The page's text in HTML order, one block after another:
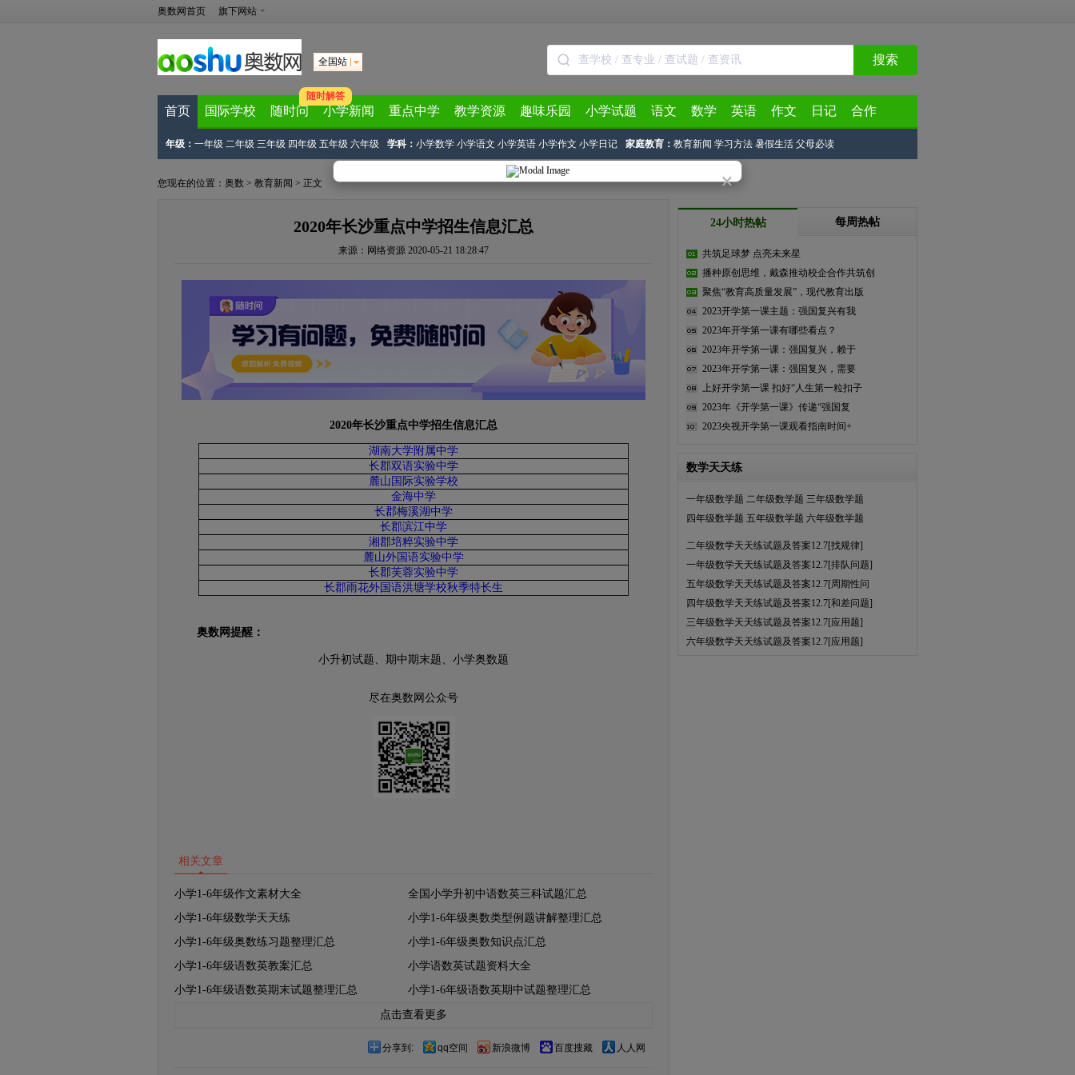
×
奥数网首页 旗下网站
全国站 搜索
首页 国际学校 随时问
随时解答
小学新闻 重点中学 教学资源 趣味乐园 小学试题 语文 数学 英语 作文 日记 合作
年级： 一年级 二年级 三年级 四年级 五年级 六年级 学科： 小学数学 小学语文 小学英语 小学作文 小学日记 家庭教育： 教育新闻 学习方法 暑假生活 父母必读
您现在的位置： 奥数 > 教育新闻 > 正文
2020年长沙重点中学招生信息汇总
来源： 网络资源 2020-05-21 18:28:47
2020年长沙重点中学招生信息汇总
湖南大学附属中学
长郡双语实验中学
麓山国际实验学校
金海中学
长郡梅溪湖中学
长郡滨江中学
湘郡培粹实验中学
麓山外国语实验中学
长郡芙蓉实验中学
长郡雨花外国语洪塘学校秋季特长生
奥数网提醒：
小升初试题、期中期末题、小学奥数题
尽在奥数网公众号
相关文章
小学1-6年级作文素材大全
全国小学升初中语数英三科试题汇总
小学1-6年级数学天天练
小学1-6年级奥数类型例题讲解整理汇总
小学1-6年级奥数练习题整理汇总
小学1-6年级奥数知识点汇总
小学1-6年级语数英教案汇总
小学语数英试题资料大全
小学1-6年级语数英期末试题整理汇总
小学1-6年级语数英期中试题整理汇总
点击查看更多
分享到: qq空间 新浪微博 百度搜藏 人人网
24小时热帖 每周热帖
共筑足球梦 点亮未来星
播种原创思维，戴森推动校企合作共筑创
聚焦“教育高质量发展”，现代教育出版
2023开学第一课主题：强国复兴有我
2023年开学第一课有哪些看点？
2023年开学第一课：强国复兴，赖于
2023年开学第一课：强国复兴，需要
上好开学第一课 扣好“人生第一粒扣子
2023年《开学第一课》传递“强国复
2023央视开学第一课观看指南时间+
数学天天练
一年级数学题 二年级数学题 三年级数学题
四年级数学题 五年级数学题 六年级数学题
二年级数学天天练试题及答案12.7[找规律]
一年级数学天天练试题及答案12.7[排队问题]
五年级数学天天练试题及答案12.7[周期性问
四年级数学天天练试题及答案12.7[和差问题]
三年级数学天天练试题及答案12.7[应用题]
六年级数学天天练试题及答案12.7[应用题]